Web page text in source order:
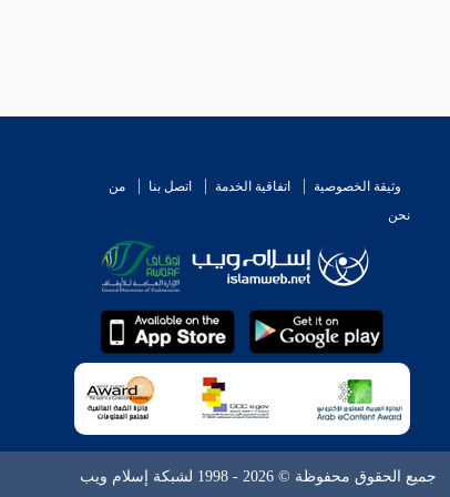
وثيقة الخصوصية اتفاقية الخدمة اتصل بنا
من
نحن
جميع الحقوق محفوظة © 2026 - 1998 لشبكة إسلام ويب